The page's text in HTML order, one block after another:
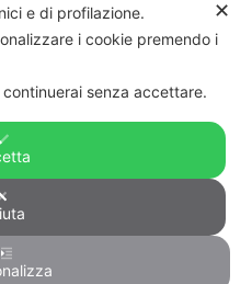
Partita Iva 01423690419 R.E.A.
✕
e di profilazione.
i cookie premendo i
senza accettare.